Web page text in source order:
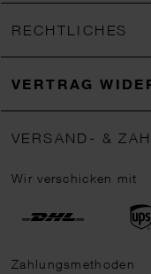
RECHTLICHES
VERTRAG
VERSAND- &
Wir verschicken mit
Zahlungsmethoden